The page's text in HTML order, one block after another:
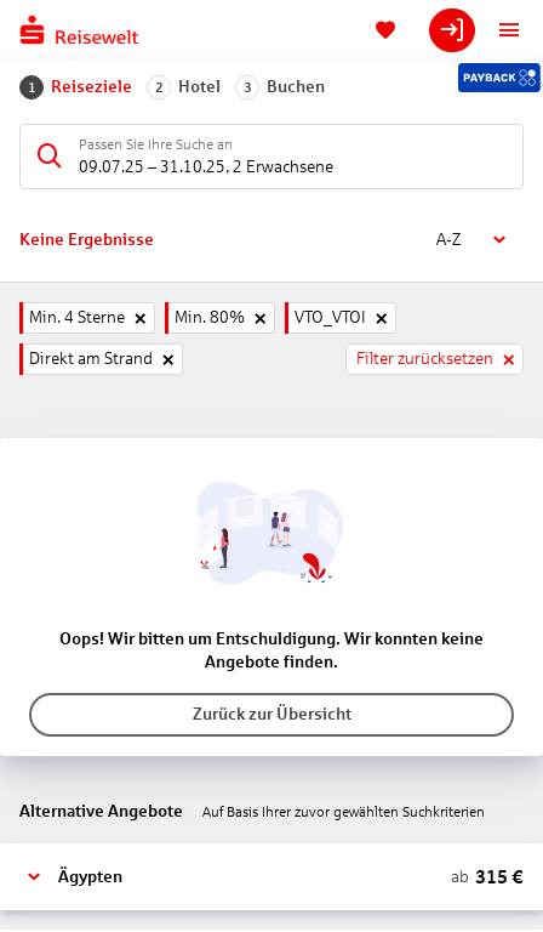
1 Reiseziele 2 Hotel 3 Buchen
Passen Sie Ihre Suche an
09.07.25 – 31.10.25, 2 Erwachsene
Keine Ergebnisse A-Z
Min. 4 Sterne Min. 80% VTO_VTOI
Direkt am Strand Filter zurücksetzen
Oops! Wir bitten um Entschuldigung. Wir konnten keine
Angebote finden.
Zurück zur Übersicht
Alternative Angebote Auf Basis Ihrer zuvor gewählten Suchkriterien
Ägypten ab 315 €